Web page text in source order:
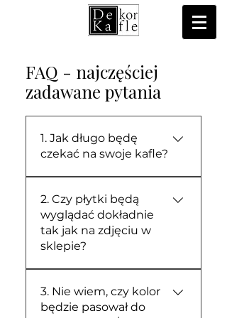
FAQ - najczęściej
zadawane pytania
1. Jak długo będę
czekać na swoje kafle?
tworzymy ręcznie, od
zera, specjalnie pod Twoje
zamówienie (nie
trzymamy gotowych
stanów magazynowych).
Proces formowania,
suszenia, szkliwienia i
2. Czy płytki będą
wyglądać dokładnie
tak jak na zdjęciu w
sklepie?
właśnie największa magia
prawdziwego rzemiosła!
3. Nie wiem, czy kolor
będzie pasował do